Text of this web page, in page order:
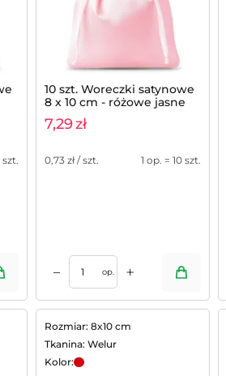
10 szt. Woreczki satynowe
8 x 10 cm - różowe jasne
7,29zł
0,73 zł / szt. 1 op. = 10 szt.
– op. +
Dodaj do koszyka
Rozmiar: 8x10 cm
Tkanina: Welur
Kolor: